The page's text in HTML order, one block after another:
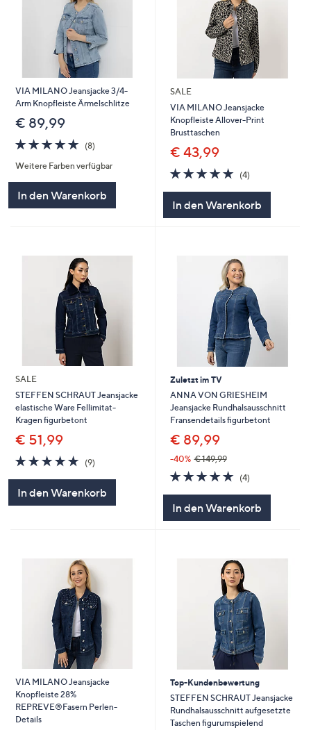
VIA MILANO Jeansjacke 3/4-
Arm Knopfleiste Ärmelschlitze
€ 89,99
5.0
von
5
(8)8
Weitere Farben verfügbar
In den Warenkorb
SALE
VIA MILANO Jeansjacke
Knopfleiste Allover-Print
Brusttaschen
€ 43,99
5.0
von
(4)4
In den Warenkorb
SALE
STEFFEN SCHRAUT Jeansjacke
elastische Ware Fellimitat-
Kragen figurbetont
€ 51,99
4.8
von
(9)9
In den Warenkorb
Zuletzt im TV
ANNA VON GRIESHEIM
Jeansjacke Rundhalsausschnitt
Fransendetails figurbetont
€ 89,99
-40% € 149,99
4.8
von
(4)4
In den Warenkorb
VIA MILANO Jeansjacke
Knopfleiste 28%
REPREVE®Fasern Perlen-
Details
Top-Kundenbewertung
STEFFEN SCHRAUT Jeansjacke
Rundhalsausschnitt aufgesetzte
Taschen figurumspielend